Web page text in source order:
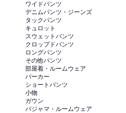
ワイドパンツ
デニムパンツ・ジーンズ
タックパンツ
キュロット
スウェットパンツ
クロップドパンツ
ロングパンツ
その他パンツ
部屋着・ルームウェア
パーカー
ショートパンツ
小物
ガウン
パジャマ・ルームウェア